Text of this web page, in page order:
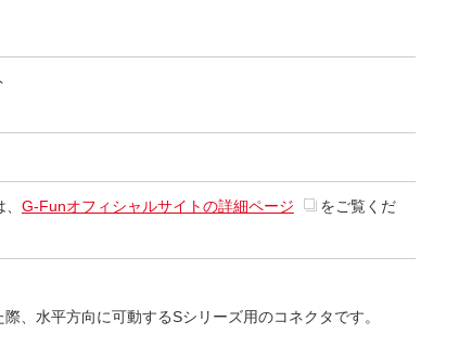
G-Funオフィシャルサイトの詳細ページ
をご覧くだ
、水平方向に可動するSシリーズ用のコネクタです。